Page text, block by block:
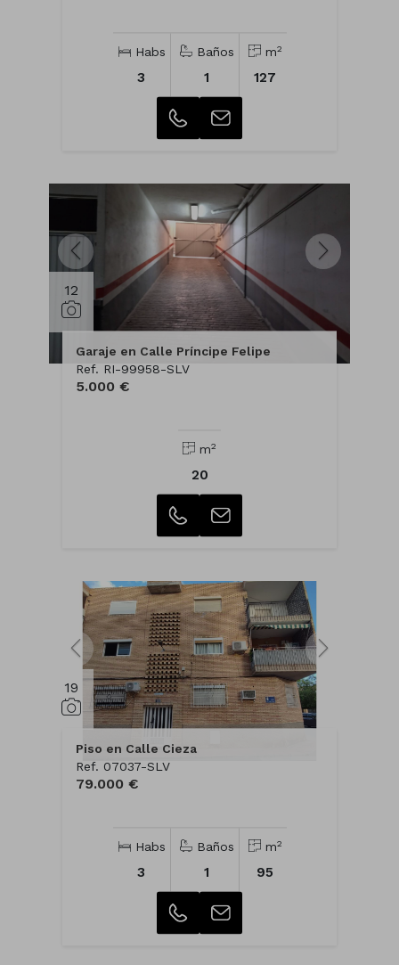
Habs
3
Baños
1
m2
127
12
Garaje en Calle Príncipe Felipe
Ref. RI-99958-SLV
5.000 €
m2
20
19
Piso en Calle Cieza
Ref. 07037-SLV
79.000 €
Habs
3
Baños
1
m2
95